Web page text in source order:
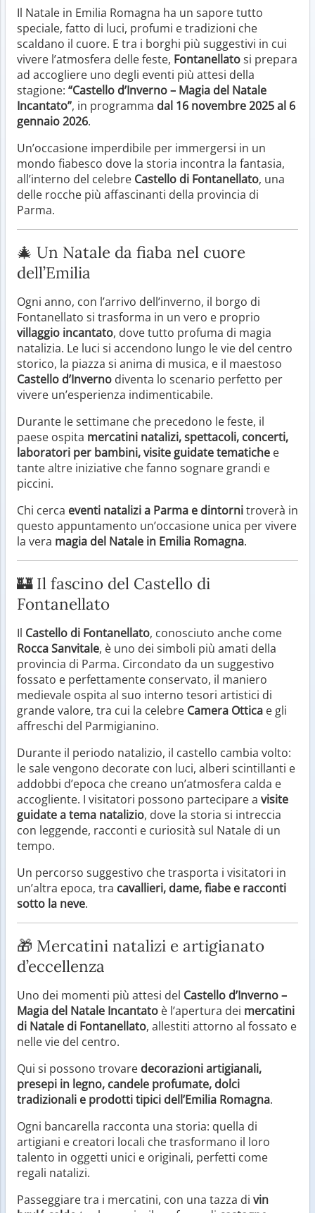
Il Natale in Emilia Romagna ha un sapore tutto
speciale, fatto di luci, profumi e tradizioni che
scaldano il cuore. E tra i borghi più suggestivi in cui
vivere l’atmosfera delle feste, Fontanellatosi prepara
ad accogliere uno degli eventi più attesi della
stagione: “Castello d’Inverno – Magia del Natale
Incantato”, in programma dal 16 novembre 2025 al 6
gennaio 2026.
Un’occasione imperdibile per immergersi in un
mondo fiabesco dove la storia incontra la fantasia,
all’interno del celebre Castello di Fontanellato, una
delle rocche più affascinanti della provincia di
Parma.
🎄 Un Natale da fiaba nel cuore
dell’Emilia
Ogni anno, con l’arrivo dell’inverno, il borgo di
Fontanellato si trasforma in un vero e proprio
villaggio incantato, dove tutto profuma di magia
natalizia. Le luci si accendono lungo le vie del centro
storico, la piazza si anima di musica, e il maestoso
Castello d’Inverno diventa lo scenario perfetto per
vivere un’esperienza indimenticabile.
Durante le settimane che precedono le feste, il
paese ospita mercatini natalizi, spettacoli, concerti,
laboratori per bambini, visite guidate tematiche e
tante altre iniziative che fanno sognare grandi e
piccini.
Chi cerca eventi natalizi a Parma e dintornitroverà in
questo appuntamento un’occasione unica per vivere
la vera magia del Natale in Emilia Romagna.
🏰 Il fascino del Castello di
Fontanellato
Il Castello di Fontanellato, conosciuto anche come
Rocca Sanvitale, è uno dei simboli più amati della
provincia di Parma. Circondato da un suggestivo
fossato e perfettamente conservato, il maniero
medievale ospita al suo interno tesori artistici di
grande valore, tra cui la celebre Camera Ottica e gli
affreschi del Parmigianino.
Durante il periodo natalizio, il castello cambia volto:
le sale vengono decorate con luci, alberi scintillanti e
addobbi d’epoca che creano un’atmosfera calda e
accogliente. I visitatori possono partecipare a visite
guidate a tema natalizio, dove la storia si intreccia
con leggende, racconti e curiosità sul Natale di un
tempo.
Un percorso suggestivo che trasporta i visitatori in
un’altra epoca, tra cavallieri, dame, fiabe e racconti
sotto la neve.
🎁 Mercatini natalizi e artigianato
d’eccellenza
Uno dei momenti più attesi del Castello d’Inverno –
Magia del Natale Incantato è l’apertura dei mercatini
di Natale di Fontanellato, allestiti attorno al fossato e
nelle vie del centro.
Qui si possono trovare decorazioni artigianali,
presepi in legno, candele profumate, dolci
tradizionali e prodotti tipici dell’Emilia Romagna.
Ogni bancarella racconta una storia: quella di
artigiani e creatori locali che trasformano il loro
talento in oggetti unici e originali, perfetti come
regali natalizi.
Passeggiare tra i mercatini, con una tazza di vin